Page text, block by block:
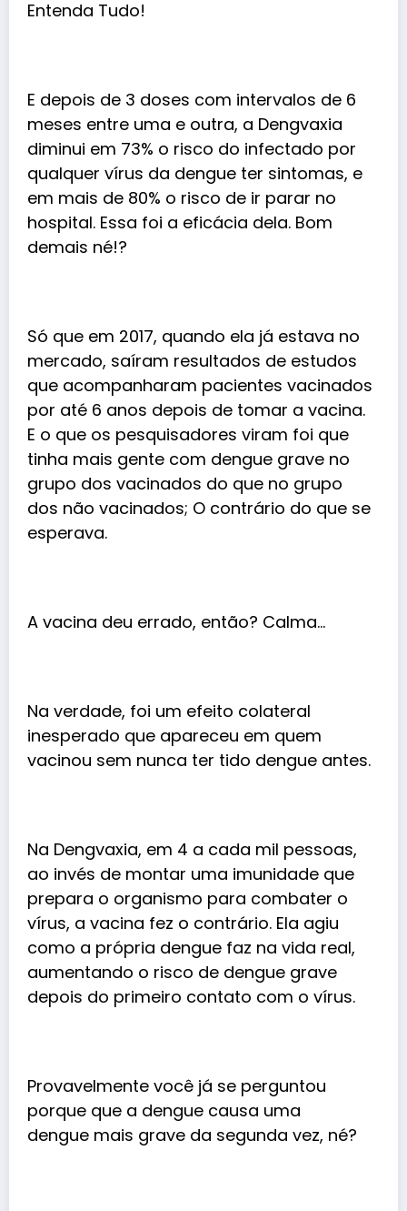
E depois de 3 doses com intervalos de 6
meses entre uma e outra, a Dengvaxia
diminui em 73% o risco do infectado por
qualquer vírus da dengue ter sintomas, e
em mais de 80% o risco de ir parar no
hospital. Essa foi a eficácia dela. Bom
demais né!?
Só que em 2017, quando ela já estava no
mercado, saíram resultados de estudos
que acompanharam pacientes vacinados
por até 6 anos depois de tomar a vacina.
E o que os pesquisadores viram foi que
tinha mais gente com dengue grave no
grupo dos vacinados do que no grupo
dos não vacinados; O contrário do que se
esperava.
A vacina deu errado, então? Calma…
Na verdade, foi um efeito colateral
inesperado que apareceu em quem
vacinou sem nunca ter tido dengue antes.
Na Dengvaxia, em 4 a cada mil pessoas,
ao invés de montar uma imunidade que
prepara o organismo para combater o
vírus, a vacina fez o contrário. Ela agiu
como a própria dengue faz na vida real,
aumentando o risco de dengue grave
depois do primeiro contato com o vírus.
Provavelmente você já se perguntou
porque que a dengue causa uma
dengue mais grave da segunda vez, né?